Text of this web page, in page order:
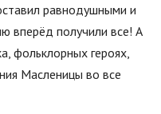
равнодушными и
вперёд получили все! А
фольклорных героях,
Масленицы во все